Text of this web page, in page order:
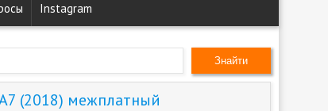
Instagram
Знайти
(2018) межплатный